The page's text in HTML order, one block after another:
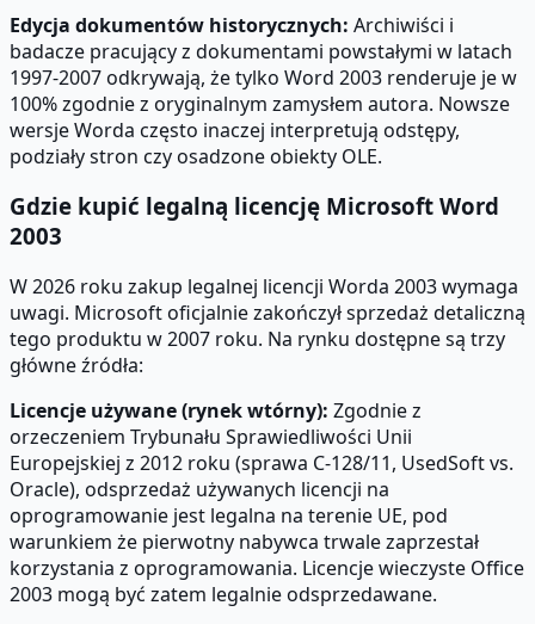
Edycja dokumentów historycznych: Archiwiści i
badacze pracujący z dokumentami powstałymi w latach
1997-2007 odkrywają, że tylko Word 2003 renderuje je w
100% zgodnie z oryginalnym zamysłem autora. Nowsze
wersje Worda często inaczej interpretują odstępy,
podziały stron czy osadzone obiekty OLE.
Gdzie kupić legalną licencję Microsoft Word
2003
W 2026 roku zakup legalnej licencji Worda 2003 wymaga
uwagi. Microsoft oficjalnie zakończył sprzedaż detaliczną
tego produktu w 2007 roku. Na rynku dostępne są trzy
główne źródła:
Licencje używane (rynek wtórny): Zgodnie z
orzeczeniem Trybunału Sprawiedliwości Unii
Europejskiej z 2012 roku (sprawa C-128/11, UsedSoft vs.
Oracle), odsprzedaż używanych licencji na
oprogramowanie jest legalna na terenie UE, pod
warunkiem że pierwotny nabywca trwale zaprzestał
korzystania z oprogramowania. Licencje wieczyste Office
2003 mogą być zatem legalnie odsprzedawane.